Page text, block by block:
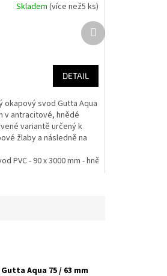
trn objímky plastové svodové roury - 250
PVC - 75 x 3000 mm - antracit
Skladem (více než5 ks)
DETAIL
okapový svod Gutta Aqua
v antracitové, hnědé
variantě určený k
žlaby a následně na
PVC - 90 x 3000 mm - hnědá
Další
produkt
Gutta Aqua 75 / 63 mm